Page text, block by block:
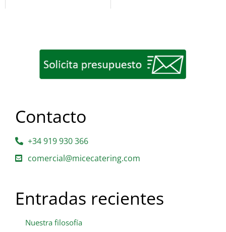
Contacto
+34 919 930 366
comercial@micecatering.com
Entradas recientes
Nuestra filosofía